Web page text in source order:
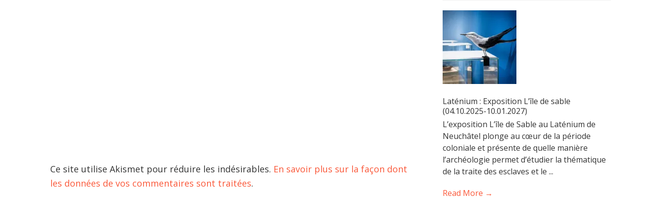
Ce site utilise Akismet pour réduire les indésirables. En savoir plus sur la façon dont
les données de vos commentaires sont traitées.
Laténium : Exposition L’île de sable
(04.10.2025-10.01.2027)
L’exposition L’île de Sable au Laténium de
Neuchâtel plonge au cœur de la période
coloniale et présente de quelle manière
l’archéologie permet d’étudier la thématique
de la traite des esclaves et le ...
Read More →